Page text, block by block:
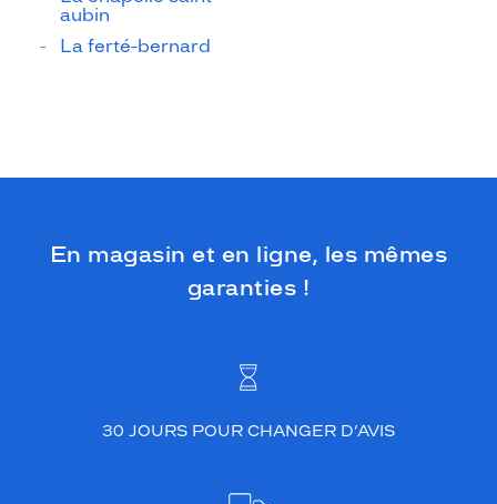
aubin
La ferté-bernard
En magasin et en ligne, les mêmes
garanties !
30 JOURS POUR CHANGER D’AVIS